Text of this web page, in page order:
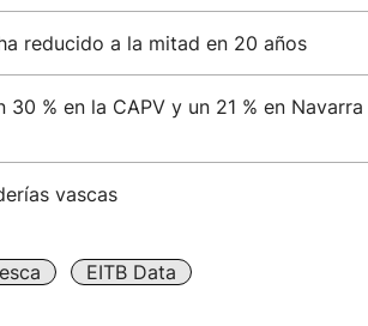
reducido a la mitad en 20 años
% en la CAPV y un 21 % en Navarra
vascas
EITB Data